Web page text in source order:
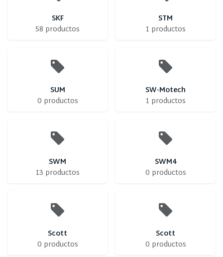
SKF
58 productos
STM
1 productos
SUM
0 productos
SW-Motech
1 productos
SWM
13 productos
SWM4
0 productos
Scott
0 productos
Scott
0 productos